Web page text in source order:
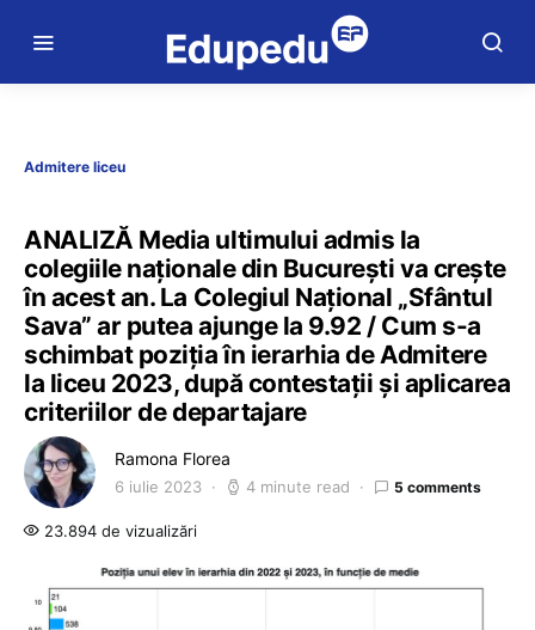
Admitere liceu
ANALIZĂ Media ultimului admis la
colegiile naționale din București va crește
în acest an. La Colegiul Național „Sfântul
Sava” ar putea ajunge la 9.92 / Cum s-a
schimbat poziția în ierarhia de Admitere
la liceu 2023, după contestații și aplicarea
criteriilor de departajare
Ramona Florea
6 iulie 2023 4 minute read 5 comments
23.894 de vizualizări